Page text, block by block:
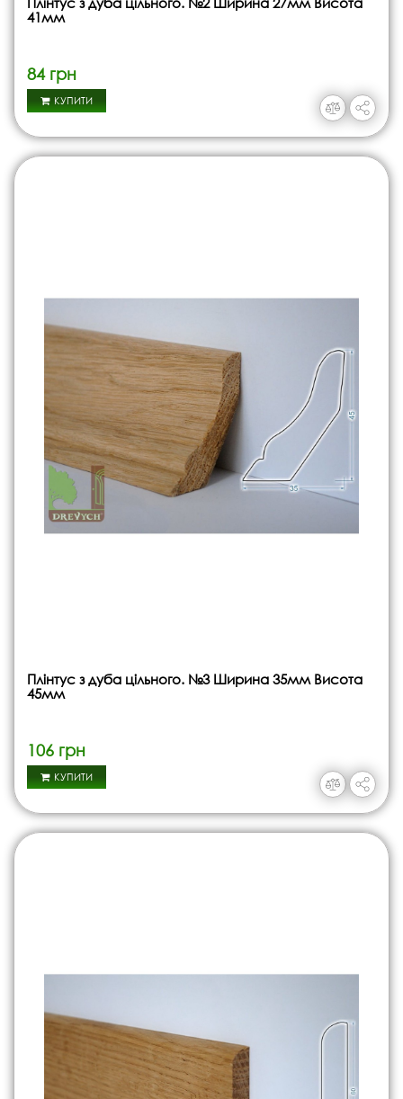
41мм
84 грн
КУПИТИ
Плінтус з дуба цільного. №3 Ширина 35мм Висота
45мм
106 грн
КУПИТИ